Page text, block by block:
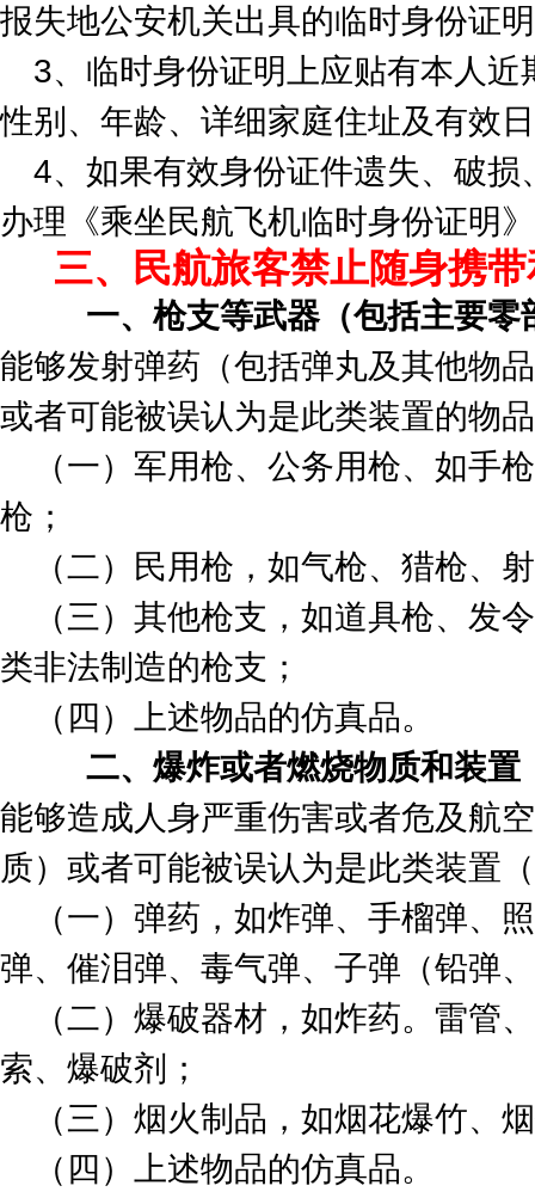
报失地公安机关出具的临时身份证
3、临时身份证明上应贴有本人
性别、年龄、详细家庭住址及有效
4、如果有效身份证件遗失、破
办理《乘坐民航飞机临时身份证明
三、民航旅客禁止随身携带
一、枪支等武器（包括主要零
能够发射弹药（包括弹丸及其他物
或者可能被误认为是此类装置的物
（一）军用枪、公务用枪、如手
枪；
（二）民用枪，如气枪、猎枪、
（三）其他枪支，如道具枪、发
类非法制造的枪支；
（四）上述物品的仿真品。
二、爆炸或者燃烧物质和装置
能够造成人身严重伤害或者危及航
质）或者可能被误认为是此类装置
（一）弹药，如炸弹、手榴弹、
弹、催泪弹、毒气弹、子弹（铅弹
（二）爆破器材，如炸药。雷管
索、爆破剂；
（三）烟火制品，如烟花爆竹、
（四）上述物品的仿真品。